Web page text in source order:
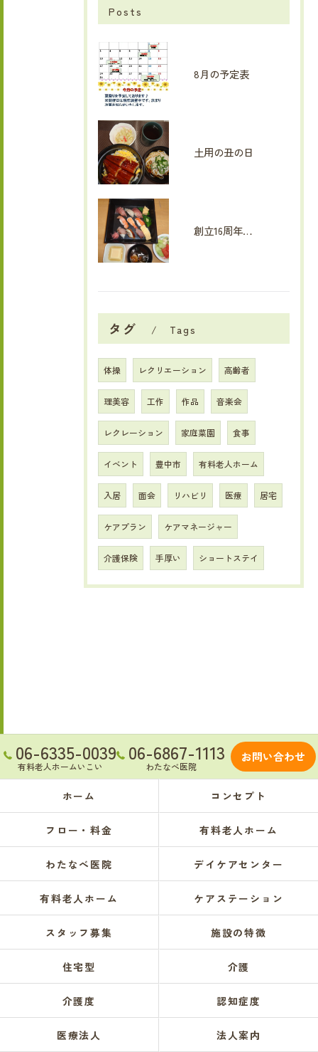
Posts
8月の予定表
土用の丑の日
創立16周年イベント
タグ Tags
体操 レクリエーション 高齢者
理美容 工作 作品 音楽会
レクレーション 家庭菜園 食事
イベント 豊中市 有料老人ホーム
入居 面会 リハビリ 医療 居宅
ケアプラン ケアマネージャー
介護保険 手厚い ショートステイ
06-6335-0039
有料老人ホームいこい
06-6867-1113
わたなべ医院
お問い合わせ
ホーム コンセプト
フロー・料金 有料老人ホーム
わたなべ医院 デイケアセンター
有料老人ホーム ケアステーション
スタッフ募集 施設の特徴
住宅型 介護
介護度 認知症度
医療法人 法人案内